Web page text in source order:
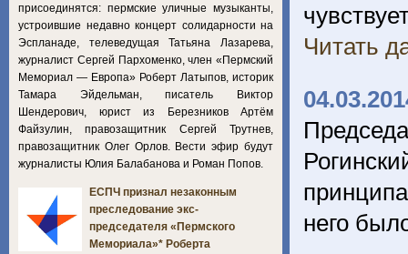
Читать
него
присоединятся: пермские уличные музыканты,
устроившие недавно концерт солидарности на
Эспланаде, телеведущая Татьяна Лазарева,
журналист Сергей Пархоменко, член «Пермский
Мемориал — Европа» Роберт Латыпов, историк
Тамара Эйдельман, писатель Виктор
Шендерович, юрист из Березников Артём
Файзулин, правозащитник Сергей Трутнев,
правозащитник Олег Орлов. Вести эфир будут
журналисты Юлия Балабанова и Роман Попов.
ЕСПЧ признал незаконным
преследование экс-
председателя «Пермского
Мемориала»* Роберта